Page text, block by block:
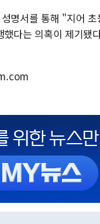
명서를 통해 "지어
했다는 의혹이 제기